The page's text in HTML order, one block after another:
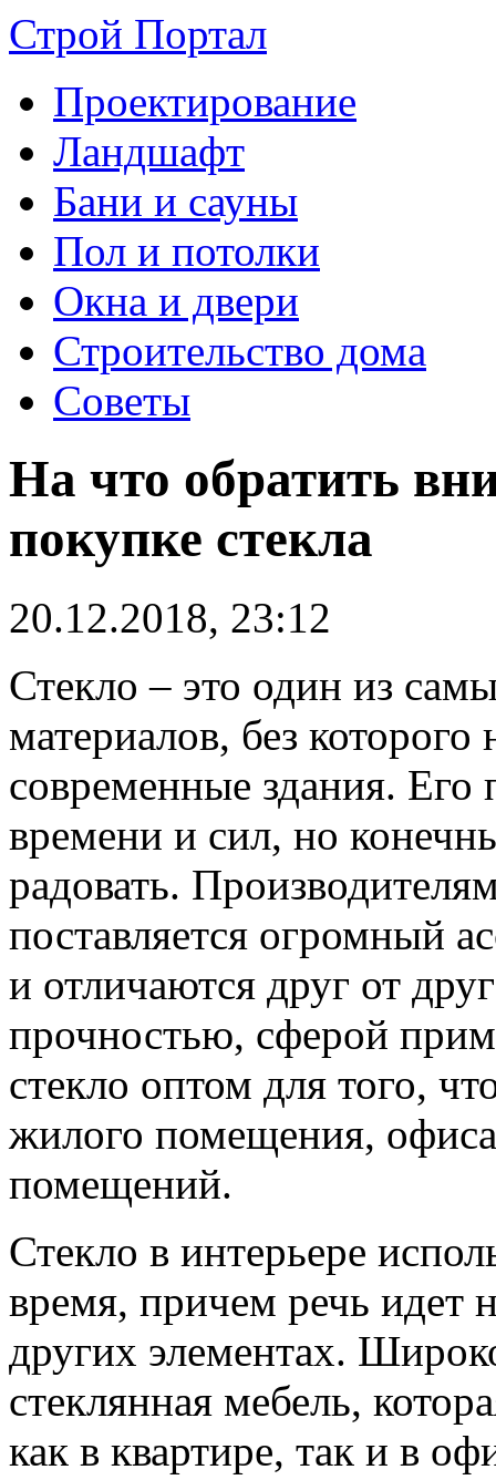
Строй Портал
Проектирование
Ландшафт
Бани и сауны
Пол и потолки
Окна и двери
Строительство дома
Советы
На что обратить
покупке стекла
20.12.2018, 23:12
Стекло – это один из
материалов, без
современные здания. Его
времени и сил, но
радовать.
поставляется огромный
и отличаются друг от
прочностью, сферой
стекло оптом для того,
жилого помещения,
помещений.
Стекло в интерьере
время, причем речь идет
других элементах.
стеклянная мебель,
как в квартире, так и в